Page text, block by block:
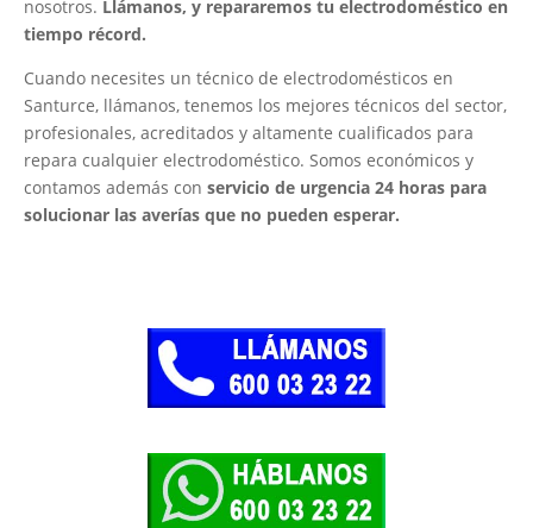
nosotros. Llámanos, y repararemos tu electrodoméstico en
tiempo récord.
Cuando necesites un técnico de electrodomésticos en
Santurce, llámanos, tenemos los mejores técnicos del sector,
profesionales, acreditados y altamente cualificados para
repara cualquier electrodoméstico. Somos económicos y
contamos además con servicio de urgencia 24 horas para
solucionar las averías que no pueden esperar.